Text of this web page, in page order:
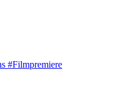
#Filmpremiere